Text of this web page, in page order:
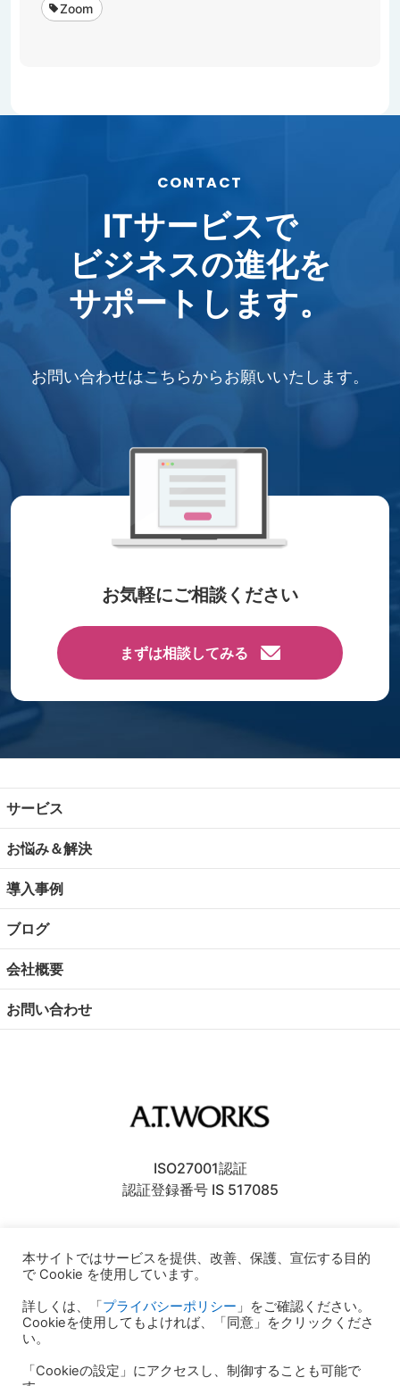
Zoom
CONTACT
ITサービスで
ビジネスの進化を
サポートします。
お問い合わせはこちらからお願いいたします。
お気軽にご相談ください
まずは相談してみる
サービス
お悩み＆解決
導入事例
ブログ
会社概要
お問い合わせ
ISO27001認証
認証登録番号 IS 517085
六本木ヒルズ森タワー37F
〒930-0856 富山県富山市牛島新町4-5
0120-0-41414
本サイトではサービスを提供、改善、保護、宣伝する目的
で Cookie を使用しています。
詳しくは、「プライバシーポリシー 」をご確認ください。
Cookieを使用してもよければ、「同意」をクリックくださ
い。
「Cookieの設定」にアクセスし、制御することも可能で